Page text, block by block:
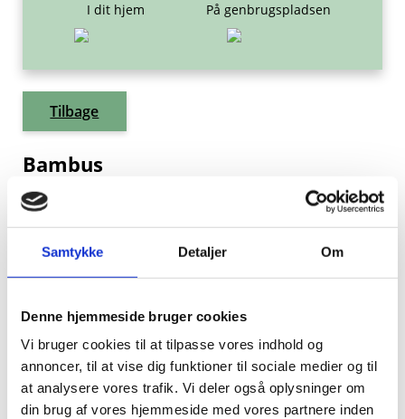
Samtykke Detaljer Om
Denne hjemmeside bruger cookies
Vi bruger cookies til at tilpasse vores indhold og
annoncer, til at vise dig funktioner til sociale medier og til
at analysere vores trafik. Vi deler også oplysninger om
din brug af vores hjemmeside med vores partnere inden
Tilbage
Bambus
Hvor skal det hen?
Du kan aflevere bambusplanter på genbrugspladsen
som Haveaffald.
Hvad sker der med affaldet?
Haveaffaldet bliver knust og lagt i kompostmiler.
I dit hjem På genbrugspladsen